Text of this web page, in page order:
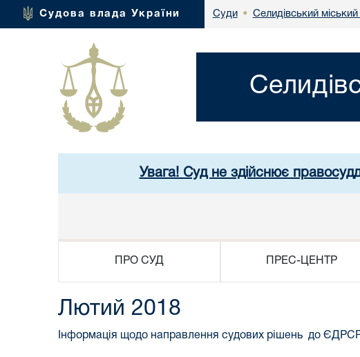
Судова влада України Суди • Селидівський
Увага! Суд не здійснює
ПРО СУД ПРЕС-ЦЕНТР
Лютий 2018
Інформація щодо направлення судових рішень до